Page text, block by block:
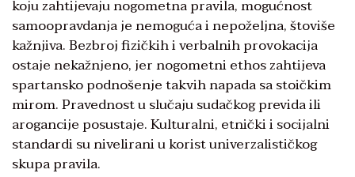
koju zahtijevaju nogometna pravila, mogućnost
samoopravdanja je nemoguća i nepoželjna, štoviše
kažnjiva. Bezbroj fizičkih i verbalnih provokacija
ostaje nekažnjeno, jer nogometni ethos zahtijeva
spartansko podnošenje takvih napada sa stoičkim
mirom. Pravednost u slučaju sudačkog previda ili
arogancije posustaje. Kulturalni, etnički i socijalni
standardi su nivelirani u korist univerzalističkog
skupa pravila.